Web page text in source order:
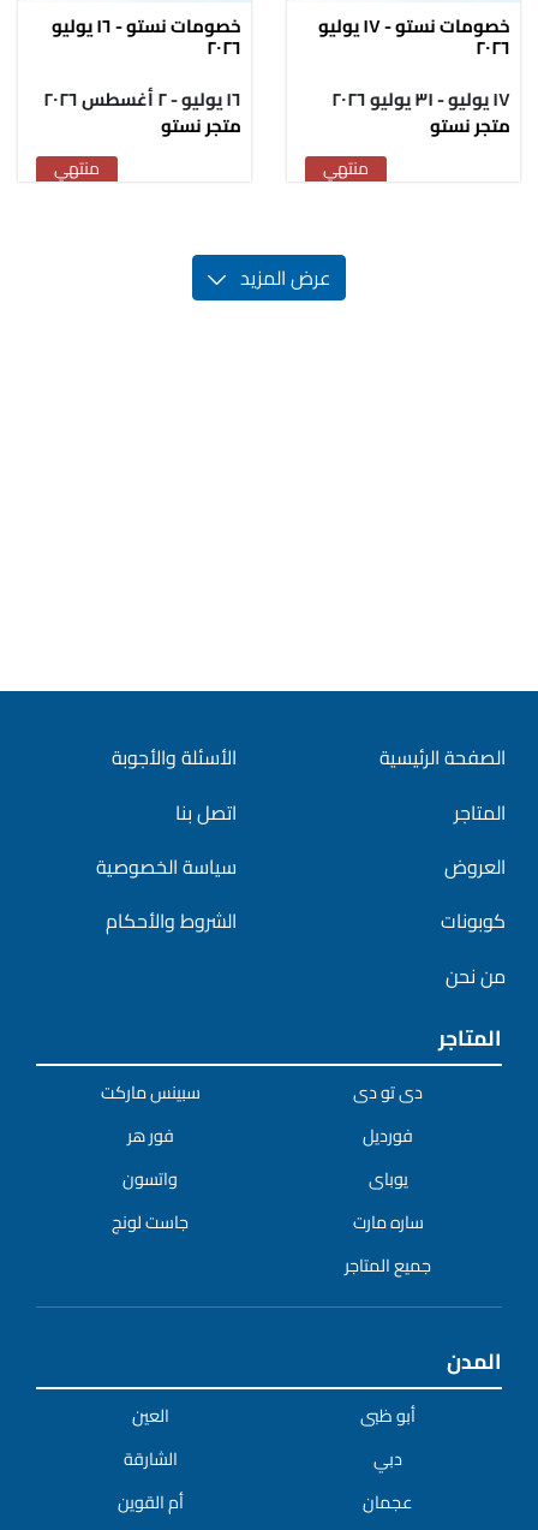
خصومات نستو - ١٧ يوليو
٢٠٢٦
١٧ يوليو - ٣١ يوليو ٢٠٢٦
متجر نستو
منتهي
خصومات نستو - ١٦ يوليو
٢٠٢٦
١٦ يوليو - ٢ أغسطس ٢٠٢٦
متجر نستو
منتهي
عرض المزيد
الصفحة الرئيسية
المتاجر
العروض
كوبونات
من نحن
الأسئلة والأجوبة
اتصل بنا
سياسة الخصوصية
الشروط والأحكام
المتاجر
دى تو دى
سبينس ماركت
فورديل
فور هر
يوباى
واتسون
ساره مارت
جاست لونج
جميع المتاجر
المدن
أبو ظبى
العين
دبي
الشارقة
عجمان
أم القوين